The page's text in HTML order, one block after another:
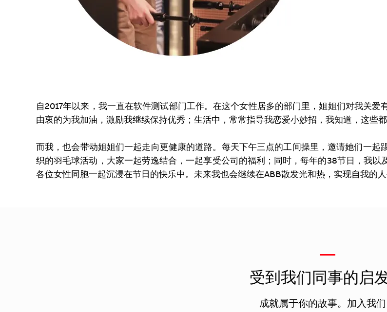
自2017年以来，我一直在软件测试部门工作。在这个女性居多的部门里，姐姐们对我关
由衷的为我加油，激励我继续保持优秀；生活中，常常指导我恋爱小妙招，我知道，这些
而我，也会带动姐姐们一起走向更健康的道路。每天下午三点的工间操里，邀请她们一
织的羽毛球活动，大家一起劳逸结合，一起享受公司的福利；同时，每年的38节日，我
各位女性同胞一起沉浸在节日的快乐中。未来我也会继续在ABB散发光和热，实现自我的人
—
受到我们同事的启
成就属于你的故事。加入我们